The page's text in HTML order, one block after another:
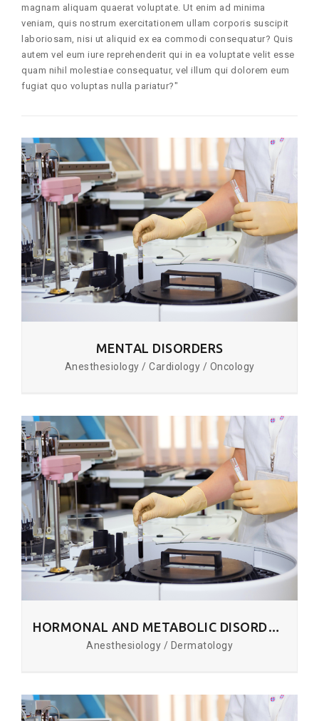
magnam aliquam quaerat voluptate. Ut enim ad minima
veniam, quis nostrum exercitationem ullam corporis suscipit
laboriosam, nisi ut aliquid ex ea commodi consequatur? Quis
autem vel eum iure reprehenderit qui in ea voluptate velit esse
quam nihil molestiae consequatur, vel illum qui dolorem eum
fugiat quo voluptas nulla pariatur?"
MENTAL DISORDERS
Anesthesiology / Cardiology / Oncology
HORMONAL AND METABOLIC DISORDERS
Anesthesiology / Dermatology